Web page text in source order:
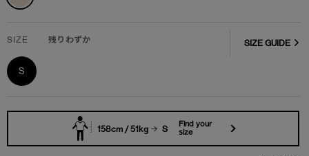
SIZE 残りわずか
S
SIZE GUIDE
158cm / 51kg S
Find your
size